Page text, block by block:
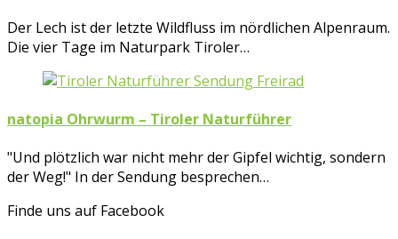
Der Lech ist der letzte Wildfluss im nördlichen Alpenraum.
Die vier Tage im Naturpark Tiroler…
natopia Ohrwurm – Tiroler Naturführer
"Und plötzlich war nicht mehr der Gipfel wichtig, sondern
der Weg!" In der Sendung besprechen…
Finde uns auf Facebook